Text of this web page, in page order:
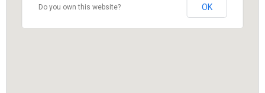
Do you own this website? OK